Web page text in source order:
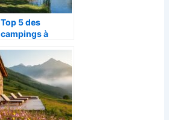
Top 5 des
campings à
Découvrez le
meilleur pour vos
vacances en
2026